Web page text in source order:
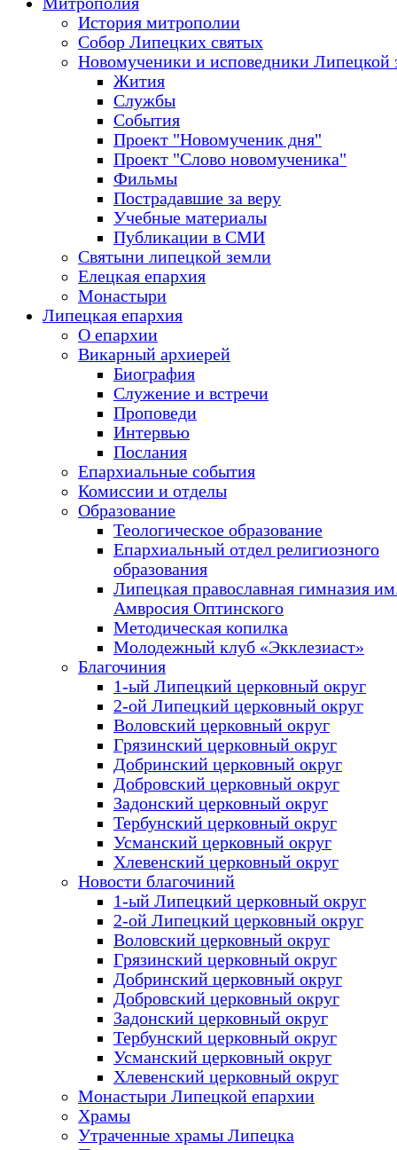
История митрополии
Собор Липецких святых
Новомученики и исповедники Липецкой
Жития
Службы
События
Проект "Новомученик дня"
Проект "Слово новомученика"
Фильмы
Пострадавшие за веру
Учебные материалы
Публикации в СМИ
Святыни липецкой земли
Елецкая епархия
Монастыри
Липецкая епархия
О епархии
Викарный архиерей
Биография
Служение и встречи
Проповеди
Интервью
Послания
Епархиальные события
Комиссии и отделы
Образование
Теологическое образование
Епархиальный отдел религиозного
образования
Липецкая православная гимназия
Амвросия Оптинского
Методическая копилка
Молодежный клуб «Экклезиаст»
Благочиния
1-ый Липецкий церковный округ
2-ой Липецкий церковный округ
Воловский церковный округ
Грязинский церковный округ
Добринский церковный округ
Добровский церковный округ
Задонский церковный округ
Тербунский церковный округ
Усманский церковный округ
Хлевенский церковный округ
Новости благочиний
1-ый Липецкий церковный округ
2-ой Липецкий церковный округ
Воловский церковный округ
Грязинский церковный округ
Добринский церковный округ
Добровский церковный округ
Задонский церковный округ
Тербунский церковный округ
Усманский церковный округ
Хлевенский церковный округ
Монастыри Липецкой епархии
Храмы
Утраченные храмы Липецка